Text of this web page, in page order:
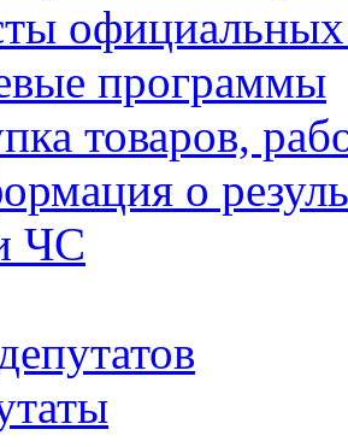
программы
товаров,
о
ЧС